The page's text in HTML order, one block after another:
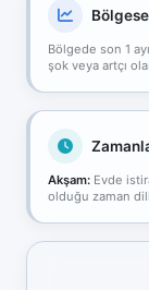
Bölgede son 1
şok veya artçı
Akşam: Evde
olduğu zaman